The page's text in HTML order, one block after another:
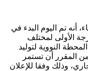
أنه تم اليوم البدء في
الأولى لمختلف
النووية لتوليد
4800 ميجا وات، ومن المقرر أن تستمر
حتى 9 ديسمبر الجاري، وذلك وفقا للإعلان